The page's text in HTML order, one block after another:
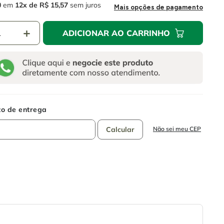
em 12 R$ 15,57 sem juros Mais opções de pagamento
＋ ADICIONAR AO CARRINHO
Não sei meu CEP